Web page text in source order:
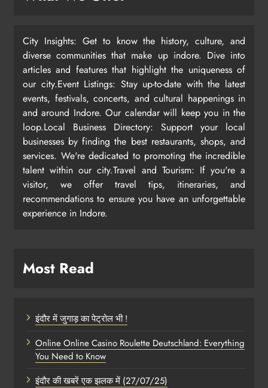
City Insights: Get to know the history, culture, and
diverse communities that make up indore. Dive into
articles and features that highlight the uniqueness of
our city.Event Listings: Stay up-to-date with the latest
events, festivals, concerts, and cultural happenings in
and around Indore. Our calendar will keep you in the
loop.Local Business Directory: Support your local
businesses by finding the best restaurants, shops, and
services. We're dedicated to promoting the incredible
talent within our city.Travel and Tourism: If you're a
visitor, we offer travel tips, itineraries, and
recommendations to ensure you have an unforgettable
experience in Indore.
Most Read
इंदौर में जुगाड़ का पेट्रोल भी !
Online Online Casino Roulette Deutschland: Everything
You Need to Know
इंदौर की खबरें एक झलक में (27/07/25)